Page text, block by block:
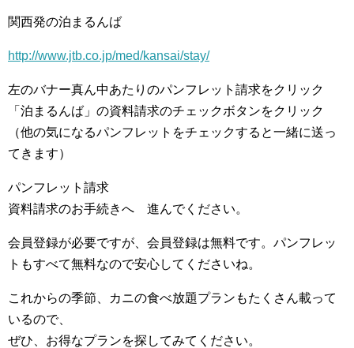
関西発の泊まるんば
http://www.jtb.co.jp/med/kansai/stay/
左のバナー真ん中あたりのパンフレット請求をクリック
「泊まるんば」の資料請求のチェックボタンをクリック
（他の気になるパンフレットをチェックすると一緒に送っ
てきます）
パンフレット請求
資料請求のお手続きへ 進んでください。
会員登録が必要ですが、会員登録は無料です。パンフレッ
トもすべて無料なので安心してくださいね。
これからの季節、カニの食べ放題プランもたくさん載って
いるので、
ぜひ、お得なプランを探してみてください。